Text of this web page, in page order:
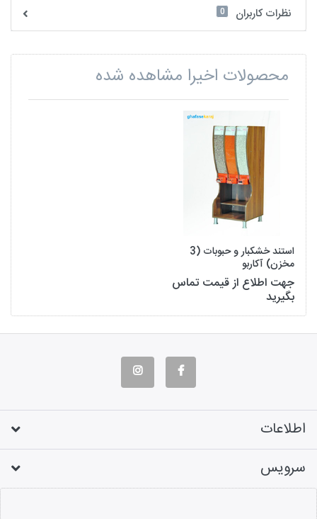
نظرات کاربران 0
محصولات اخیرا مشاهده شده
استند خشکبار و حبوبات (3
مخزن) آکاربو
جهت اطلاع از قیمت تماس
بگیرید
اطلاعات
سرویس